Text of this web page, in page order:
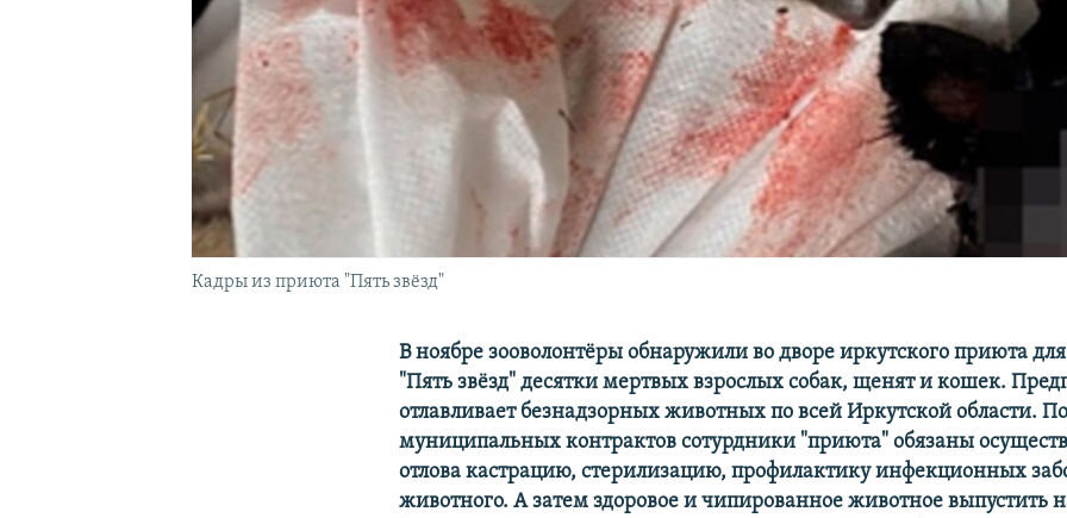
Кадры из приюта "Пять звёзд"
В ноябре зооволонтёры обнаружили во дворе иркутского приюта
"Пять звёзд" десятки мертвых взрослых собак, щенят и кошек.
отлавливает безнадзорных животных по всей Иркутской области.
муниципальных контрактов сотурдники "приюта" обязаны
отлова кастрацию, стерилизацию, профилактику инфекционных
животного. А затем здоровое и чипированное животное выпустить